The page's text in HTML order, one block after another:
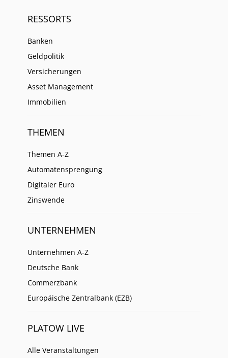
RESSORTS
Banken
Geldpolitik
Versicherungen
Asset Management
Immobilien
THEMEN
Themen A-Z
Automatensprengung
Digitaler Euro
Zinswende
UNTERNEHMEN
Unternehmen A-Z
Deutsche Bank
Commerzbank
Europäische Zentralbank (EZB)
PLATOW LIVE
Alle Veranstaltungen